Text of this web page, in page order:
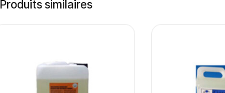
Produits similaires